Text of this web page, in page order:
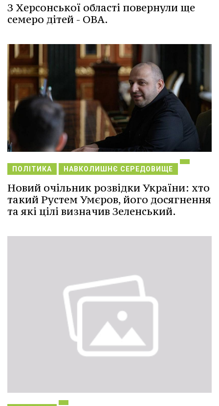
З Херсонської області повернули ще
семеро дітей - ОВА.
ПОЛІТИКА НАВКОЛИШНЄ СЕРЕДОВИЩЕ
Новий очільник розвідки України: хто
такий Рустем Умєров, його досягнення
та які цілі визначив Зеленський.